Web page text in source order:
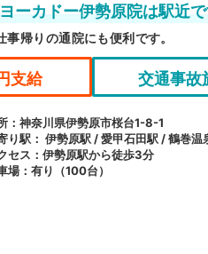
ーカドー伊勢原院は駅近
帰りの通院にも便利です。
支給 交通事故
：神奈川県伊勢原市桜台1-8-1
り駅： 伊勢原駅 / 愛甲石田駅 / 鶴巻温
セス：伊勢原駅から徒歩3分
場：有り（100台）